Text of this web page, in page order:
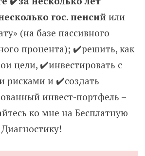
гос. пенсийили
(на базе пассивного
процента); ✔️решить, как
цели, ✔️инвестировать с
рисками и ✔️создать
инвест-портфель –
ко мне на Бесплатную